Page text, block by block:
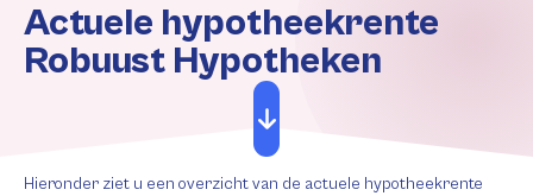
Actuele hypotheekrente
Robuust Hypotheken
Hieronder ziet u een overzicht van de actuele hypotheekrente